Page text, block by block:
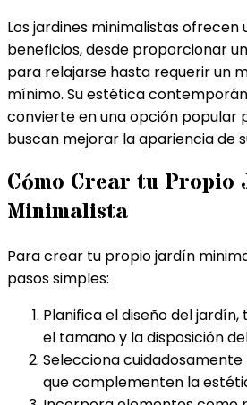
Los jardines minimalistas ofrecen
beneficios, desde proporcionar
para relajarse hasta requerir un
mínimo. Su estética
convierte en una opción popular
buscan mejorar la apariencia de
Cómo Crear tu Propio
Minimalista
Para crear tu propio jardín
pasos simples:
Planifica el diseño del
el tamaño y la disposición
Selecciona
que complementen la